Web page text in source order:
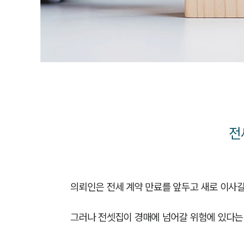
의뢰인은 전세 계약 만료를 앞두고 새로 이사
그러나 전셋집이 경매에 넘어갈 위험에 있다